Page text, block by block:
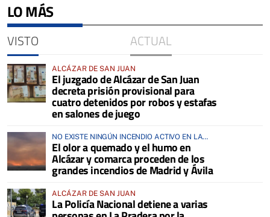
LO MÁS
VISTO ACTUAL
ALCÁZAR DE SAN JUAN
El juzgado de Alcázar de San Juan
decreta prisión provisional para
cuatro detenidos por robos y estafas
en salones de juego
NO EXISTE NINGÚN INCENDIO ACTIVO EN LA
COMARCA
El olor a quemado y el humo en
Alcázar y comarca proceden de los
grandes incendios de Madrid y Ávila
ALCÁZAR DE SAN JUAN
La Policía Nacional detiene a varias